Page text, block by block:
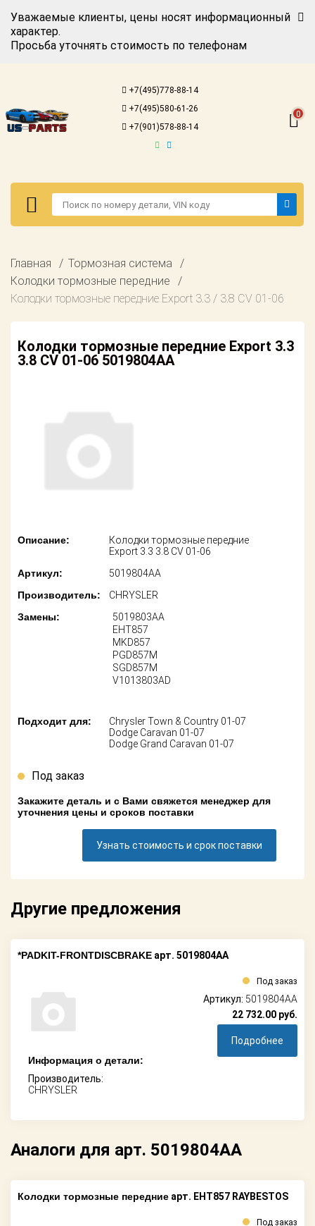
Уважаемые клиенты, цены носят информационный
характер.
Просьба уточнять стоимость по телефонам
+7(495)778-88-14
+7(495)580-61-26
+7(901)578-88-14
0
Авторизация
американских
автомобилей
запросу
техобслуживание
Оплата
Возврат
Регистрация
американских
Онлайн каталоги
Доставка
Оплата
Возврат
Как оформить
Контакты
Главная
Тормозная система
Колодки тормозные передние
Колодки тормозные передние Export 3.3 / 3.8 CV 01-06
Колодки тормозные передние Export 3.3
3.8 CV 01-06 5019804AA
Описание:
Колодки тормозные передние
Export 3.3 3.8 CV 01-06
Артикул:
5019804AA
Производитель:
CHRYSLER
Замены:
5019803AA
EHT857
MKD857
PGD857M
SGD857M
V1013803AD
Подходит для:
Chrysler Town & Country 01-07
Dodge Caravan 01-07
Dodge Grand Caravan 01-07
Под заказ
Закажите деталь и с Вами свяжется менеджер для
уточнения цены и сроков поставки
Узнать стоимость и срок поставки
Другие предложения
*PADKIT-FRONTDISCBRAKE арт. 5019804AA
Информация о детали:
Производитель:
CHRYSLER
Под заказ
Артикул: 5019804AA
22 732.00 руб.
Подробнее
Аналоги для арт. 5019804AA
Колодки тормозные передние арт. EHT857 RAYBESTOS
Под заказ